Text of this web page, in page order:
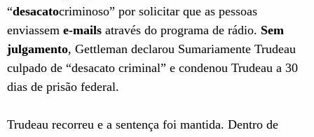
“desacatocriminoso” por solicitar que as pessoas
enviassem e-mails através do programa de rádio. Sem
julgamento, Gettleman declarou Sumariamente Trudeau
culpado de “desacato criminal” e condenou Trudeau a 30
dias de prisão federal.
Trudeau recorreu e a sentença foi mantida. Dentro de